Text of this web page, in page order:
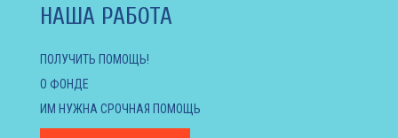
НАША РАБОТА
ПОЛУЧИТЬ ПОМОЩЬ!
О ФОНДЕ
ИМ НУЖНА СРОЧНАЯ ПОМОЩЬ